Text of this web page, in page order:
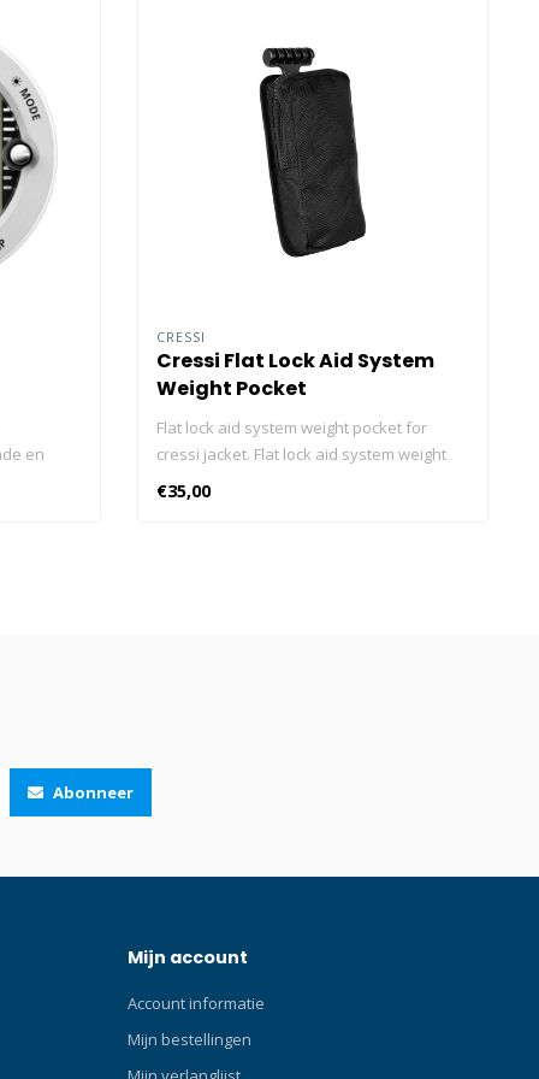
en
voor
deze
in- en
vijf
zegt:
de
CRESSI
Cressi Flat Lock Aid System
Weight Pocket
Flat lock aid system weight pocket for
cressi jacket. Flat lock aid system weight
€35,00
Abonneer
Mijn account
Account informatie
Mijn bestellingen